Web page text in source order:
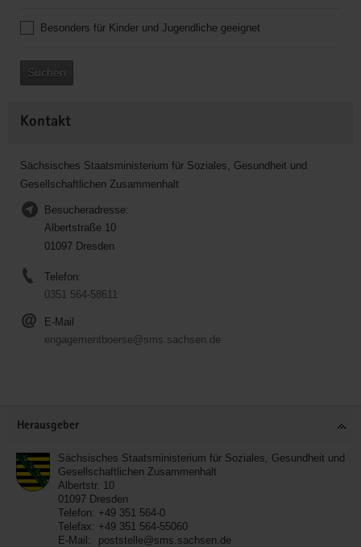
Besonders für Kinder und Jugendliche geeignet
Suchen
Kontakt
Sächsisches Staatsministerium für Soziales, Gesundheit und
Gesellschaftlichen Zusammenhalt
Besucheradresse:
Albertstraße 10
01097 Dresden
Telefon:
0351 564-58611
E-Mail
engagementboerse@sms.sachsen.de
Herausgeber
Sächsisches Staatsministerium für Soziales, Gesundheit und
Gesellschaftlichen Zusammenhalt
Albertstr. 10
01097 Dresden
Telefon: +49 351 564-0
Telefax: +49 351 564-55060
E-Mail:
poststelle@sms.sachsen.de